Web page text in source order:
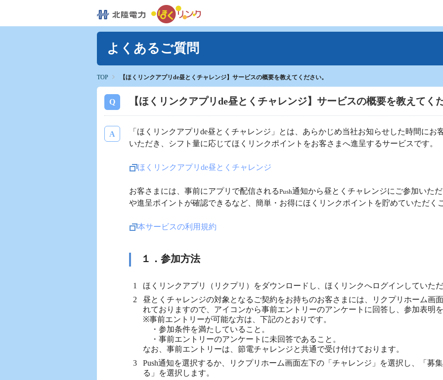
よくあるご質問
TOP 【ほくリンクアプリde昼とくチャレンジ】サービスの概要を教えてください。
【ほくリンクアプリde昼とくチャレンジ】サービスの概要を教えてく
「ほくリンクアプリde昼とくチャレンジ」とは、あらかじめ当社お知らせした時間にお
いただき、シフト量に応じてほくリンクポイントをお客さまへ進呈するサービスです。
ほくリンクアプリde昼とくチャレンジ
お客さまには、事前にアプリで配信されるPush通知から昼とくチャレンジにご参加いた
や進呈ポイントが確認できるなど、簡単・お得にほくリンクポイントを貯めていただく
本サービスの利用規約
１．参加方法
ほくリンクアプリ（リクプリ）をダウンロードし、ほくリンクへログインしていた
昼とくチャレンジの対象となるご契約をお持ちのお客さまには、リクプリホーム画
れておりますので、アイコンから事前エントリーのアンケートに回答し、参加表明
※事前エントリーが可能な方は、下記のとおりです。
・参加条件を満たしていること。
・事前エントリーのアンケートに未回答であること。
なお、事前エントリーは、節電チャレンジと共通で受け付けております。
Push通知を選択するか、リクプリホーム画面左下の「チャレンジ」を選択し、「募
る」を選択します。